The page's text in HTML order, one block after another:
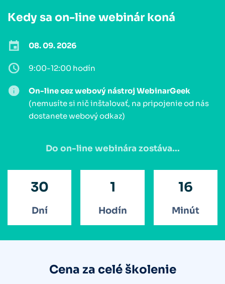
Kedy sa on-line webinár koná
08. 09. 2026
9:00-12:00 hodín
On-line cez webový nástroj WebinarGeek
(nemusíte si nič inštalovať, na pripojenie od nás
dostanete webový odkaz)
Do on-line webinára zostáva...
30
Dní
1
Hodín
16
Minút
Cena za celé školenie